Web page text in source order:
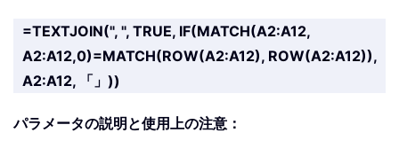
=TEXTJOIN(", ", TRUE, IF(MATCH(A2:A12,
A2:A12,0)=MATCH(ROW(A2:A12), ROW(A2:A12)),
A2:A12, 「」))
パラメータの説明と使用上の注意：